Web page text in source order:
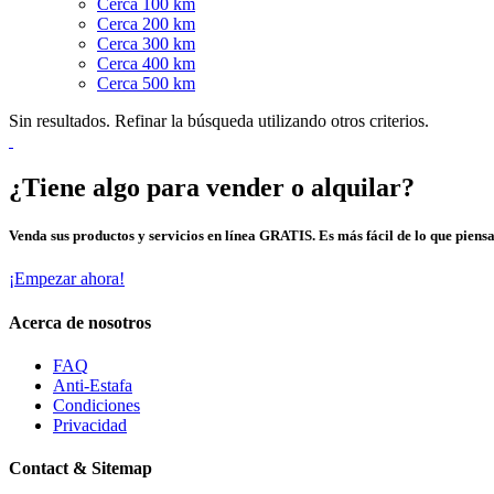
Cerca 100 km
Cerca 200 km
Cerca 300 km
Cerca 400 km
Cerca 500 km
Sin resultados. Refinar la búsqueda utilizando otros criterios.
¿Tiene algo para vender o alquilar?
Venda sus productos y servicios en línea GRATIS. Es más fácil de lo que
¡Empezar ahora!
Acerca de nosotros
FAQ
Anti-Estafa
Condiciones
Privacidad
Contact & Sitemap